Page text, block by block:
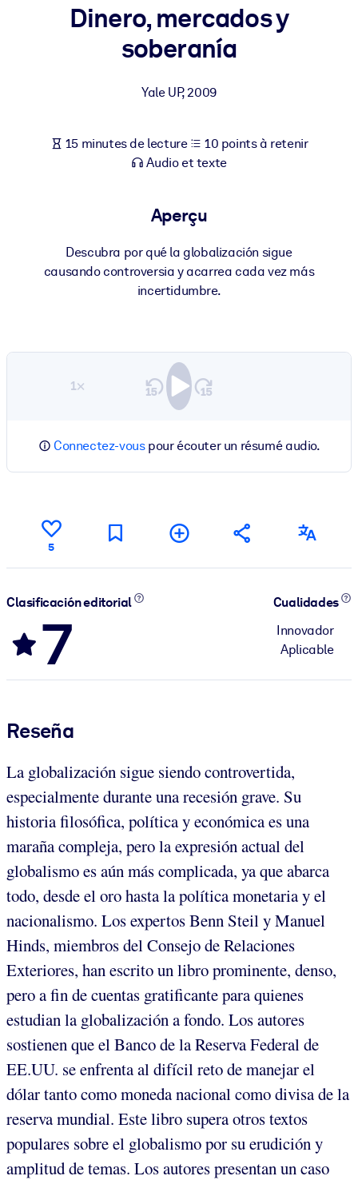
Intégrez des connaissances vérifiées et concises dans votre
Pour bibliothèques d'entreprise
Pour les systèmes d’IA
Alimentez vos systèmes d'IA avec des connaissances fiables et
structurées pour améliorer les résultats.
Dinero, mercados y
soberanía
Yale UP,2009
15 minutes de lecture
10 points à retenir
Audio et texte
Aperçu
Descubra por qué la globalización sigue
causando controversia y acarrea cada vez más
incertidumbre.
1×
Connectez-vouspour écouter un résumé audio.
5
Clasificación editorial
7
Cualidades
Innovador
Aplicable
Reseña
La globalización sigue siendo controvertida,
especialmente durante una recesión grave. Su
historia filosófica, política y económica es una
maraña compleja, pero la expresión actual del
globalismo es aún más complicada, ya que abarca
todo, desde el oro hasta la política monetaria y el
nacionalismo. Los expertos Benn Steil y Manuel
Hinds, miembros del Consejo de Relaciones
Exteriores, han escrito un libro prominente, denso,
pero a fin de cuentas gratificante para quienes
estudian la globalización a fondo. Los autores
sostienen que el Banco de la Reserva Federal de
EE.UU. se enfrenta al difícil reto de manejar el
dólar tanto como moneda nacional como divisa de la
reserva mundial. Este libro supera otros textos
populares sobre el globalismo por su erudición y
amplitud de temas. Los autores presentan un caso